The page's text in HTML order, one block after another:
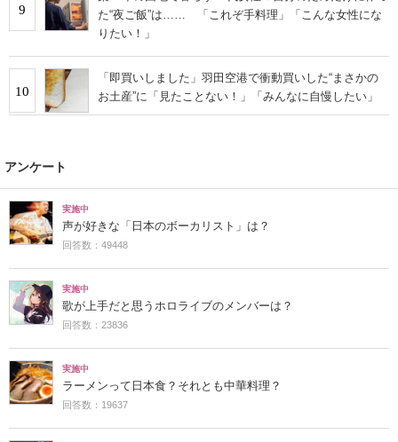
9
た“夜ご飯”は…… 「これぞ手料理」「こんな女性にな
りたい！」
10
「即買いしました」羽田空港で衝動買いした“まさかの
お土産”に「見たことない！」「みんなに自慢したい」
アンケート
実施中
声が好きな「日本のボーカリスト」は？
回答数：49448
実施中
歌が上手だと思うホロライブのメンバーは？
回答数：23836
実施中
ラーメンって日本食？それとも中華料理？
回答数：19637